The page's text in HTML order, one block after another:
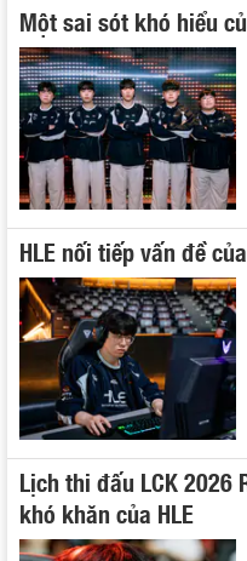
Một sai sót khó hiểu
HLE nối tiếp vấn đề
Lịch thi đấu LCK 2026
khó khăn của HLE